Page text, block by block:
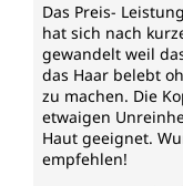
Das Preis-
hat sich nach
gewandelt weil
das Haar belebt
zu machen. Die
etwaigen
Haut geeignet.
empfehlen!